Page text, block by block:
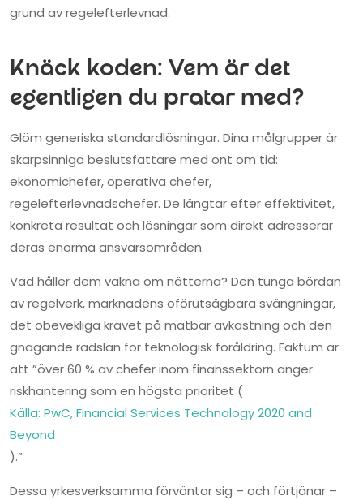
grund av regelefterlevnad.
Knäck koden: Vem är det
egentligen du pratar med?
Glöm generiska standardlösningar. Dina målgrupper är
skarpsinniga beslutsfattare med ont om tid:
ekonomichefer, operativa chefer,
regelefterlevnadschefer. De längtar efter effektivitet,
konkreta resultat och lösningar som direkt adresserar
deras enorma ansvarsområden.
Vad håller dem vakna om nätterna? Den tunga bördan
av regelverk, marknadens oförutsägbara svängningar,
det obevekliga kravet på mätbar avkastning och den
gnagande rädslan för teknologisk föråldring. Faktum är
att ”över 60 % av chefer inom finanssektorn anger
riskhantering som en högsta prioritet (
Källa: PwC, Financial Services Technology 2020 and
Beyond
).”
Dessa yrkesverksamma förväntar sig – och förtjänar –